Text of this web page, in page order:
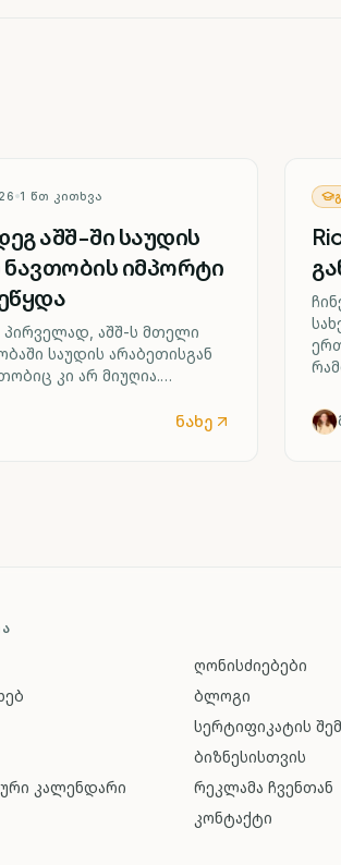
1 ᲬᲗ ᲙᲘᲗᲮᲕᲐ
აშშ-ში საუდის
იმპორტი
პირველად, აშშ-ს მთელი
საუდის არაბეთისგან
კი არ მიუღია.
გამოიწვია.
ნახე
კალენდარი
ღონისძიებები
ბლოგი
სერტიფიკატის
ბიზნესისთვის
რეკლამა ჩვენთან
კონტაქტი